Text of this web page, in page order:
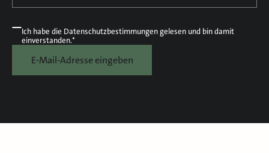
Ich habe die Datenschutzbestimmungengelesen und bin damit
einverstanden.*
E-Mail-Adresse eingeben